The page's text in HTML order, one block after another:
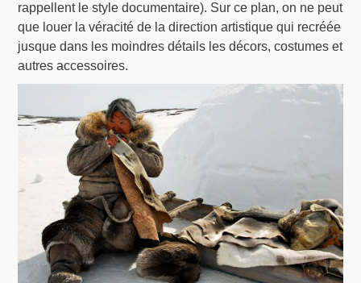
rappellent le style documentaire). Sur ce plan, on ne peut
que louer la véracité de la direction artistique qui recréée
jusque dans les moindres détails les décors, costumes et
autres accessoires.